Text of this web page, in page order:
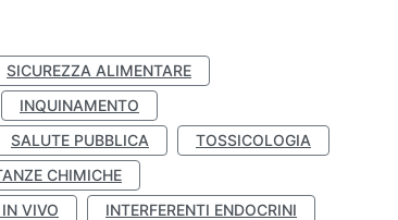
SICUREZZA ALIMENTARE
INQUINAMENTO
SALUTE PUBBLICA
TOSSICOLOGIA
CHIMICHE
VIVO
INTERFERENTI ENDOCRINI